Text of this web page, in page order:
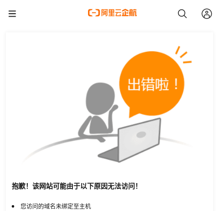
抱歉！该网站可能由于以下原因无法访问！
您访问的域名未绑定至主机